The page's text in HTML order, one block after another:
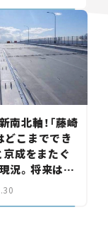
南北軸！「藤崎
どこまででき
京成をまたぐ
況。将来は
鎌ケ谷」を最短